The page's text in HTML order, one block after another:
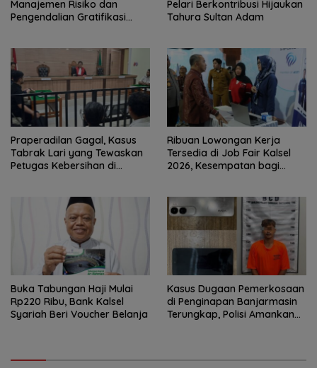
Manajemen Risiko dan
Pengendalian Gratifikasi
Pelari Berkontribusi Hijaukan
Tahura Sultan Adam
Praperadilan Gagal, Kasus
Tabrak Lari yang Tewaskan
Petugas Kebersihan di
Ribuan Lowongan Kerja
Tersedia di Job Fair Kalsel
2026, Kesempatan bagi
Buka Tabungan Haji Mulai
Rp220 Ribu, Bank Kalsel
Syariah Beri Voucher Belanja
Kasus Dugaan Pemerkosaan
di Penginapan Banjarmasin
Terungkap, Polisi Amankan